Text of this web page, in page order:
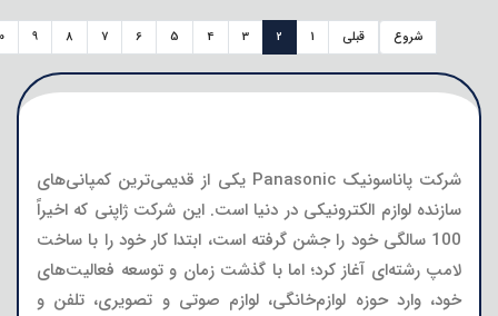
شروع قبلی 1
2
3
4
5
6
7
8
9
شرکت پاناسونیک Panasonic
یکی از قدیمی‌ترین کمپانی‌های
سازنده لوازم الکترونیکی در دنیا است. این شرکت ژاپنی که اخیراً
100 سالگی خود را جشن گرفته است، ابتدا کار خود را با ساخت
لامپ رشته‌ای آغاز کرد؛ اما با گذشت زمان و توسعه فعالیت‌های
خود، وارد حوزه لوازم‌خانگی، لوازم صوتی و تصویری، تلفن و